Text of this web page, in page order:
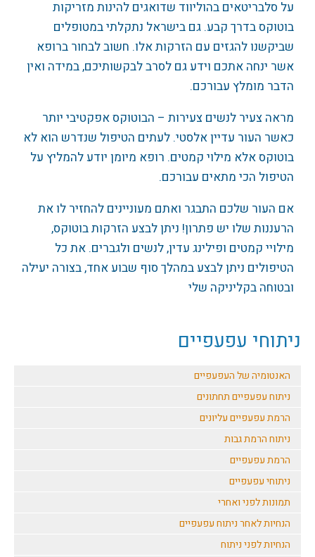
על סלבריטאים בהוליווד שדואגים להינות מזריקות
בוטוקס בדרך קבע. גם בישראל נתקלתי במטופלים
שביקשנו להגזים עם הזרקות אלו. חשוב לבחור ברופא
אשר ינחה אתכם וידע גם לסרב לבקשותיכם, במידה ואין
הדבר מומלץ עבורכם.
מראה צעיר לנשים צעירות – הבוטוקס אפקטיבי יותר
כאשר העור עדיין אלסטי. לעתים הטיפול שנדרש הוא לא
בוטוקס אלא מילוי קמטים. רופא מיומן יודע להמליץ על
הטיפול הכי מתאים עבורכם.
אם העור שלכם התבגר ואתם מעוניינים להחזיר לו את
הרעננות שלו יש פתרון! ניתן לבצע הזרקות בוטוקס,
מילויי קמטים ופילינג עדין, לנשים ולגברים. את כל
הטיפולים ניתן לבצע במהלך סוף שבוע אחד, בצורה יעילה
ובטוחה בקליניקה שלי
ניתוחי עפעפיים
האנטומיה של העפעפיים
ניתוח עפעפיים תחתונים
הרמת עפעפיים עליונים
ניתוח הרמת גבות
הרמת עפעפיים
ניתוחי עפעפיים
תמונות לפני ואחרי
הנחיות לאחר ניתוח עפעפיים
הנחיות לפני ניתוח